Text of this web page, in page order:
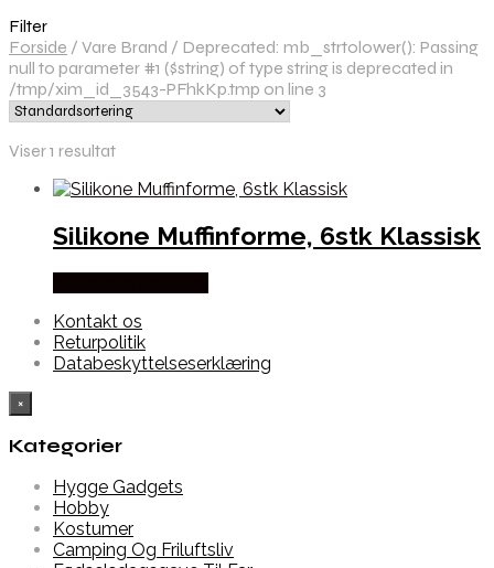
Filter
Forside / Vare Brand / Deprecated: mb_strtolower(): Passing
null to parameter #1 ($string) of type string is deprecated in
/tmp/xim_id_3543-PFhkKp.tmp on line 3
Viser 1 resultat
Silikone Muffinforme, 6stk Klassisk
Kontakt os
Returpolitik
Databeskyttelseserklæring
×
Kategorier
Hygge Gadgets
Hobby
Kostumer
Camping Og Friluftsliv